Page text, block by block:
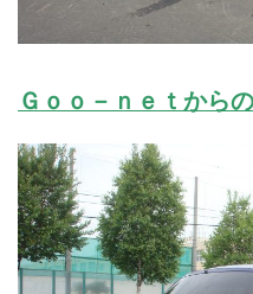
Ｇｏｏ－ｎｅｔから